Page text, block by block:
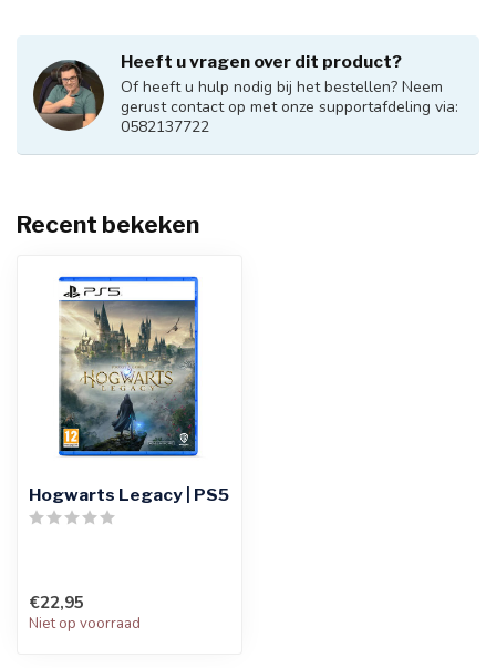
Heeft u vragen over dit product?
Of heeft u hulp nodig bij het bestellen? Neem
gerust contact op met onze supportafdeling via:
0582137722
Recent bekeken
Hogwarts Legacy | PS5
€22,95
Niet op voorraad